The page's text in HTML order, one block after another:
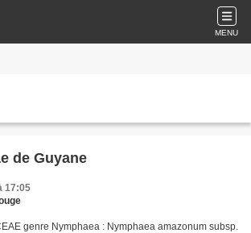
MENU
de Guyane
17:05
genre Nymphaea : Nymphaea amazonum subsp.